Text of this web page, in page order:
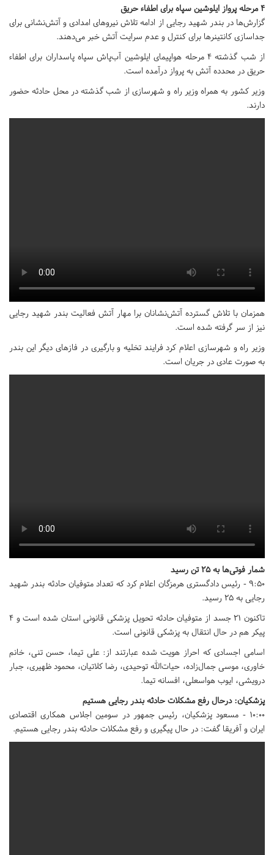
4 مرحله پرواز ایلوشین سپاه برای اطفاء حریق
گزارش‌ها در بندر شهید رجایی از ادامه تلاش نیروهای امدادی و آتش‌نشانی برای
جداسازی کانتینرها برای کنترل و عدم سرایت آتش خبر می‌دهند.
از شب گذشته 4 مرحله هواپیمای ایلوشین آب‌پاش سپاه پاسداران برای اطفاء
حریق در محدده آتش به پرواز درآمده است.
وزیر کشور به همراه وزیر راه و شهرسازی از شب گذشته در محل حادثه حضور
دارند.
همزمان با تلاش گسترده آتش‌نشانان برا مهار آتش فعالیت بندر شهید رجایی
نیز از سر گرفته شده است.
وزیر راه و شهرسازی اعلام کرد فرایند تخلیه و بارگیری در فازهای دیگر این بندر
به صورت عادی در جریان است.
شمار فوتی‌ها به 25 تن رسید
9:50 - رئیس‌ دادگستری هرمزگان اعلام کرد که تعداد متوفیان حادثه بندر شهید
رجایی به ۲۵ رسید.
تاکنون ۲۱ جسد از متوفیان حادثه تحویل پزشکی قانونی استان شده است و ۴
پیکر هم در حال انتقال به پزشکی قانونی است.
اسامی اجسادی که احراز هویت شده‌ عبارتند از: علی تیما، حسن تنی، خانم
خاوری، موسی جمال‌زاده، حیات‌الله توحیدی، رضا کلاتیان، محمود ظهیری، جبار
درویشی، ایوب هواسعلی، افسانه تیما.
پزشکیان: درحال رفع مشکلات حادثه بندر رجایی هستیم
10:00 - مسعود پزشکیان، رئیس جمهور در سومین اجلاس همکاری اقتصادی
ایران و آفریقا گفت: در حال پیگیری و رفع مشکلات حادثه بندر رجایی هستیم.